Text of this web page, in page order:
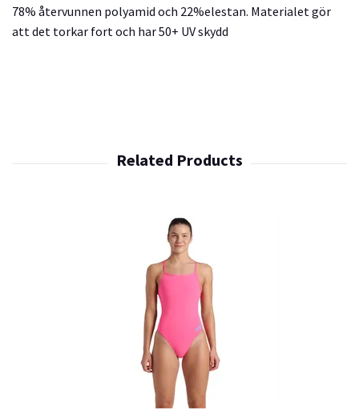
78% återvunnen polyamid och 22%elestan. Materialet gör
att det torkar fort och har 50+ UV skydd